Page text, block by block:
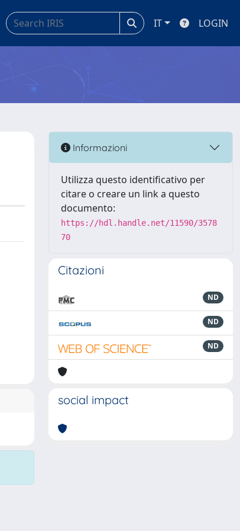
IT LOGIN
Informazioni
Utilizza questo identificativo per
citare o creare un link a questo
documento:
https://hdl.handle.net/11590/3578
70
Citazioni
ND
ND
ND
social impact